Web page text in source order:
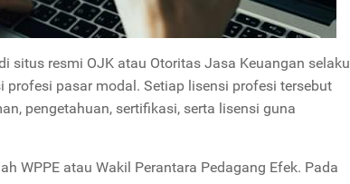
situs resmi OJK atau Otoritas Jasa Keuangan selaku
pasar modal. Setiap lisensi profesi tersebut
pengetahuan, sertifikasi, serta lisensi guna
WPPE atau Wakil Perantara Pedagang Efek. Pada